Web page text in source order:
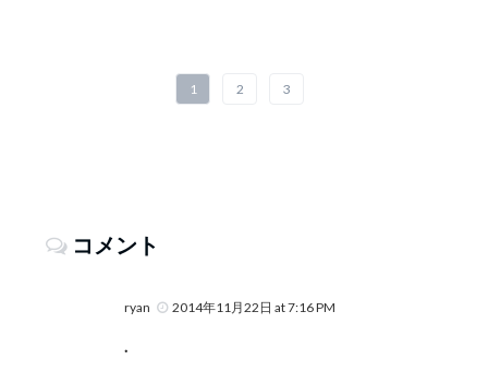
1 2 3
コメント
ryan 2014年11月22日 at 7:16 PM
.